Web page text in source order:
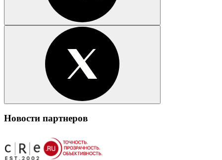
Новости партнеров